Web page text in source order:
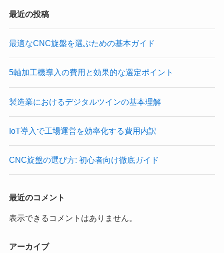
最近の投稿
最適なCNC旋盤を選ぶための基本ガイド
5軸加工機導入の費用と効果的な選定ポイント
製造業におけるデジタルツインの基本理解
IoT導入で工場運営を効率化する費用内訳
CNC旋盤の選び方: 初心者向け徹底ガイド
最近のコメント
表示できるコメントはありません。
アーカイブ